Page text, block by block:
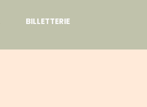
BILLETTERIE